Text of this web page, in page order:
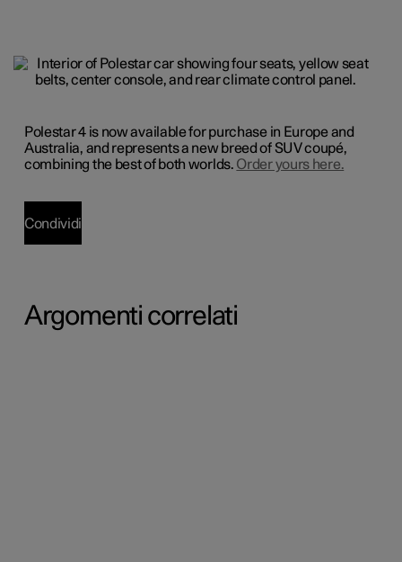
Polestar 4 is now available for purchase in Europe and
Australia, and represents a new breed of SUV coupé,
combining the best of both worlds. Order yours here.
Condividi
Argomenti correlati